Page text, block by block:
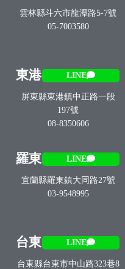
雲林縣斗六市龍潭路5-7號
05-7003580
東港 LINE
屏東縣東港鎮中正路一段
197號
08-8350606
羅東 LINE
宜蘭縣羅東鎮大同路27號
03-9548995
台東 LINE
台東縣台東市中山路323巷8